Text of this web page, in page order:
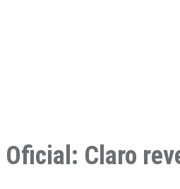
Oficial: Claro